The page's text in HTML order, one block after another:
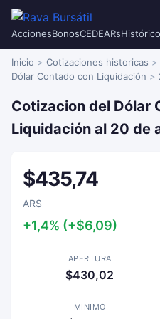
AccionesBonosCEDEARs
Inicio
Cotizaciones historicas
Dólar Contado con Liquidación
Cotizacion del Dólar
Liquidación al 20 de
$435,74
ARS
+1,4% (+$6,09)
APERTURA
$430,02
MINIMO